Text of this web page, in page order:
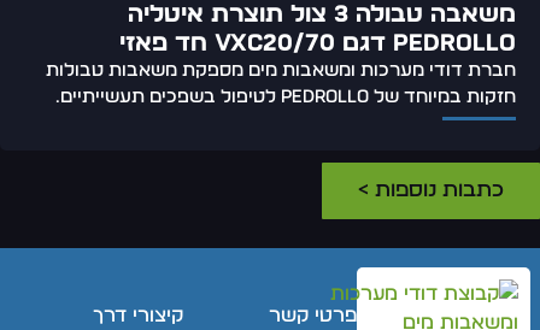
משאבה טבולה 3 צול תוצרת איטליה
Pedrollo דגם VXC20/70 חד פאזי
חברת דודי מערכות ומשאבות מים מספקת משאבות טבולות
חזקות במיוחד של Pedrollo לטיפול בשפכים תעשייתיים.
כתבות נוספות >
פרטי קשר
קיצורי דרך